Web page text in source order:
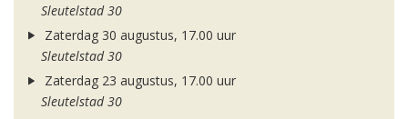
Sleutelstad 30
Zaterdag 30 augustus, 17.00 uur
Sleutelstad 30
Zaterdag 23 augustus, 17.00 uur
Sleutelstad 30